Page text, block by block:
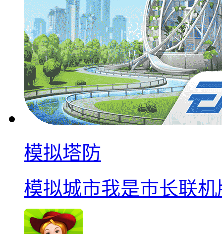
模拟塔防
模拟城市我是巿长联机